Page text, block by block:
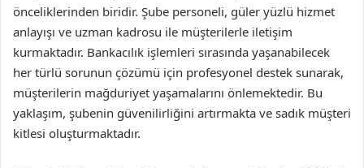
önceliklerinden biridir. Şube personeli, güler yüzlü hizmet
anlayışı ve uzman kadrosu ile müşterilerle iletişim
kurmaktadır. Bankacılık işlemleri sırasında yaşanabilecek
her türlü sorunun çözümü için profesyonel destek sunarak,
müşterilerin mağduriyet yaşamalarını önlemektedir. Bu
yaklaşım, şubenin güvenilirliğini artırmakta ve sadık müşteri
kitlesi oluşturmaktadır.